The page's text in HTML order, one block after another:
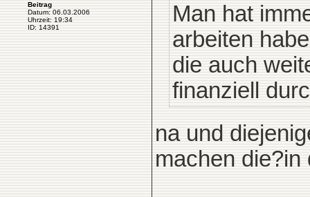
Beitrag
Datum: 06.03.2006
Uhrzeit: 19:34
ID: 14391
Man hat
arbeiten
die auch
finanziell
na und
machen